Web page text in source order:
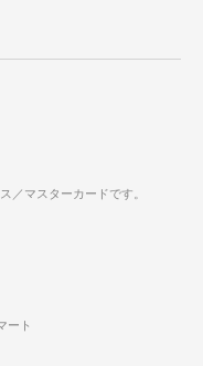
／マスターカードです。
ート